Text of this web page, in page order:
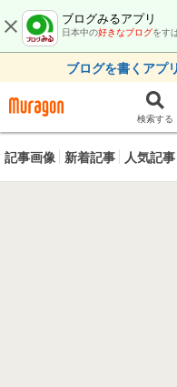
ブログみるアプリ
日本中の好きなブログをす
ブログを書くアプ
検索する
記事画像 新着記事 人気記事